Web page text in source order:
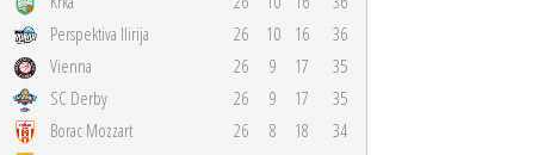
Perspektiva Ilirija 26 10 16
36
Vienna 26 9 17
35
SC Derby 26 9 17
35
Borac Mozzart 26 8 18
34